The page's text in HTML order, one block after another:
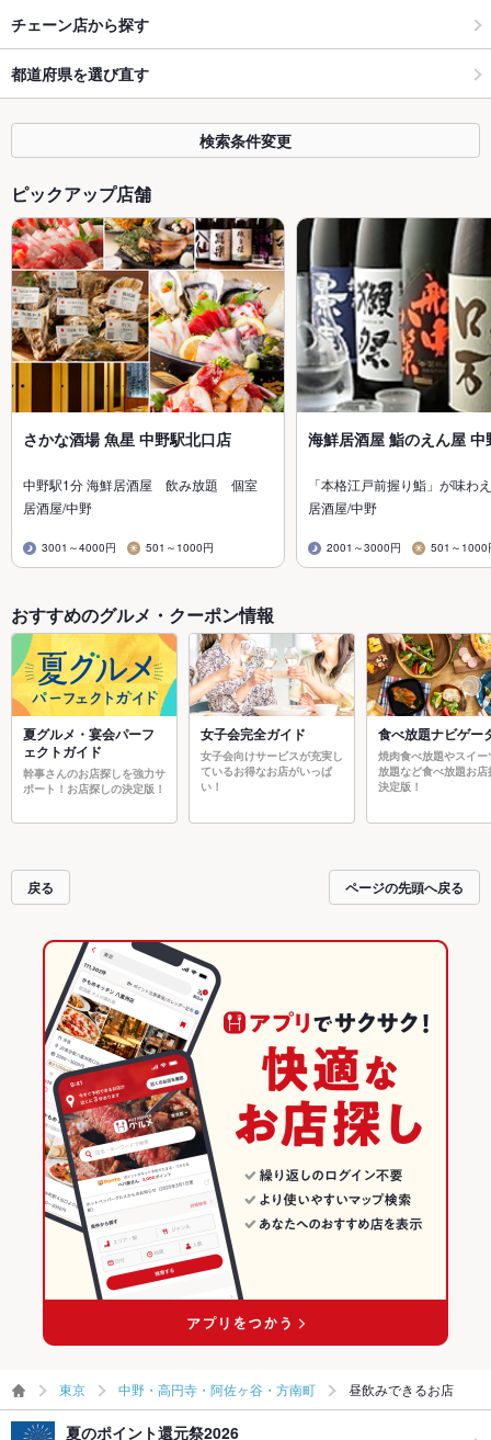
チェーン店から探す
都道府県を選び直す
検索条件変更
ピックアップ店舗
さかな酒場 魚星 中野駅北口店
中野駅1分 海鮮居酒屋 飲み放題 個室
居酒屋/中野
3001～4000円 501～1000円
海鮮居酒屋 鮨のえん屋 中
「本格江戸前握り鮨」が味わ
居酒屋/中野
2001～3000円 501～1000
おすすめのグルメ・クーポン情報
夏グルメ・宴会パーフ
ェクトガイド
幹事さんのお店探しを強力サ
ポート！お店探しの決定版！
女子会完全ガイド
女子会向けサービスが充実し
ているお得なお店がいっぱ
い！
食べ放題ナビゲー
焼肉食べ放題やスイー
放題など食べ放題お店
決定版！
戻る ページの先頭へ戻る
東京 中野・高円寺・阿佐ヶ谷・方南町 昼飲みできるお店
夏のポイント還元祭2026